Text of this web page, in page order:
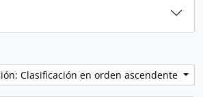
Clasificación en orden ascendente